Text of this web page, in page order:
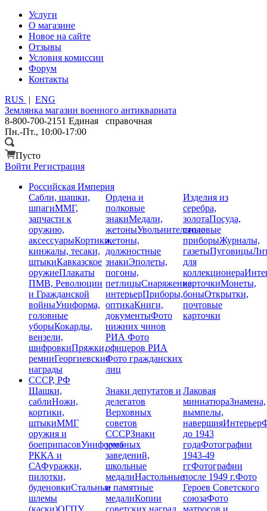
Услуги
О магазине
Новое на сайте
Отзывы
Условия комиссии
Форум
Контакты
RUS | ENG
Землянка магазин военного антиквариата
8-800-700-2151 Единая справочная
Пн.-Пт., 10:00-17:00
Пусто
Войти Регистрация
Российская Империя
Сабли, шашки,
шпагиММГ,
запчасти к
оружию,
аксессуарыКортики,
кинжалы, тесаки,
штыкиКавказское
оружиеПлакаты
ПМВ, Революции
и Гражданской
войныУниформа,
головные
уборыКокарды,
вензели,
шифровкиПряжки,
ремниГеоргиевские
награды
Ордена и
полковые
знакиМедали,
жетоныУвольнительные
жетоны,
должностные
знакиЭполеты,
погоны,
петлицыСнаряжение,
интерьерПриборы,
оптикаКниги,
документыФото
нижних чинов
РИАФото
офицеров РИА
Фото гражданских
лиц
Изделия из
серебра,
золотаПосуда,
столовые
приборыЖурналы,
газетыПуговицы
для
коллекционера
карточкиМонеты,
боныОткрытки,
почтовые
карточки
СССР, РФ
Шашки,
саблиНожи,
кортики,
штыкиММГ
оружия и
боеприпасовУниформа
РККА и
САФуражки,
пилотки,
буденовкиСтальные
шлемы
(каски)ОГПУ,
Знаки депутатов и
делегатов
Верховных
советов
СССРЗнаки
учебных
заведений,
школьные
медалиНастольные
и памятные
медалиКопии
советских наград
Лаковая
миниатюраЗнамена,
вымпелы,
навершияИнтерьер
до 1943
годаФотографии
1943-49
ггФотографии
после 1949 г.Фото
Героев Советского
союзаФото
матросов и